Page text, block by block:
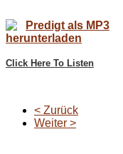
Predigt als MP3
herunterladen
Click Here To Listen
< Zurück
Weiter >